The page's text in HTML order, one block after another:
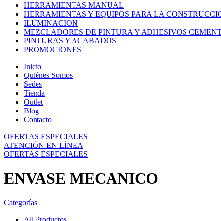
HERRAMIENTAS MANUAL
HERRAMIENTAS Y EQUIPOS PARA LA
ILUMINACION
MEZCLADORES DE PINTURA Y ADHESIVOS
PINTURAS Y ACABADOS
PROMOCIONES
Inicio
Quiénes Somos
Sedes
Tienda
Outlet
Blog
Contacto
OFERTAS ESPECIALES
ATENCIÓN EN LÍNEA
OFERTAS ESPECIALES
ENVASE MECANICO
Categorías
All Productos